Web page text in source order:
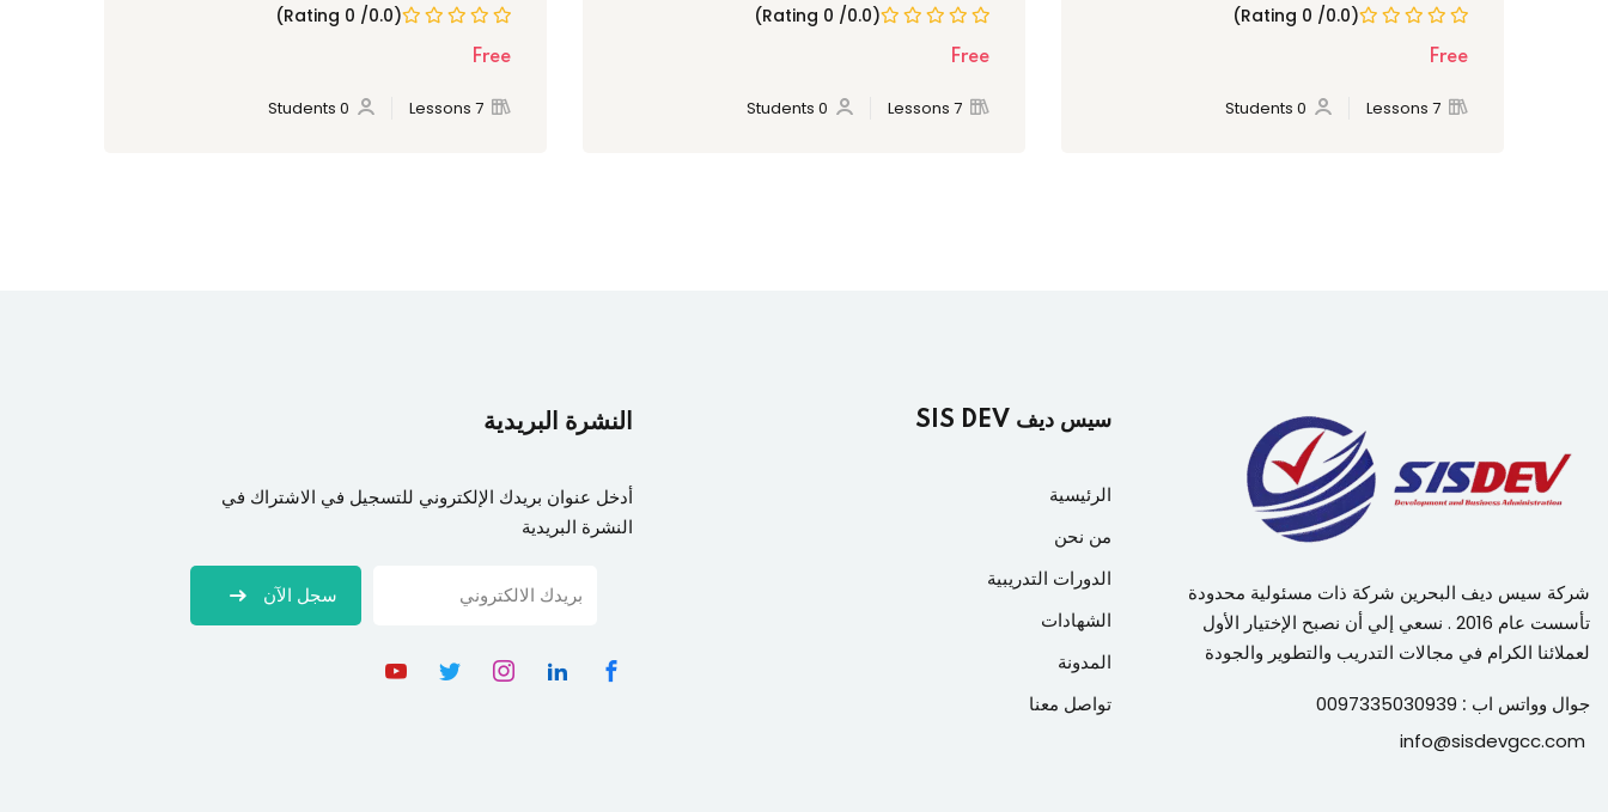
(0.0/ 0 Rating)
Free
7 Lessons
0 Students
(0.0/ 0 Rating)
Free
7 Lessons
0 Students
(0.0/ 0 Rating)
Free
7 Lessons
0 Students
شركة سيس ديف البحرين شركة ذات مسئولية محدودة
تأسست عام 2016 . نسعي إلي أن نصبح الإختيار الأول
لعملائنا الكرام في مجالات التدريب والتطوير والجودة
جوال وواتس اب :
info@sisdevgcc.com
سيس ديف SIS DEV
الرئيسية
من نحن
الدورات التدريبية
الشهادات
المدونة
تواصل معنا
النشرة البريدية
أدخل عنوان بريدك الإلكتروني للتسجيل في الاشتراك في
النشرة البريدية
سجل الآن